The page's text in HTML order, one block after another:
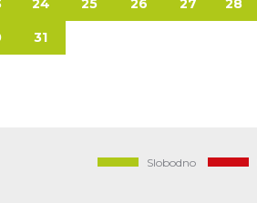
24 25 26 27 28
31
Slobodno